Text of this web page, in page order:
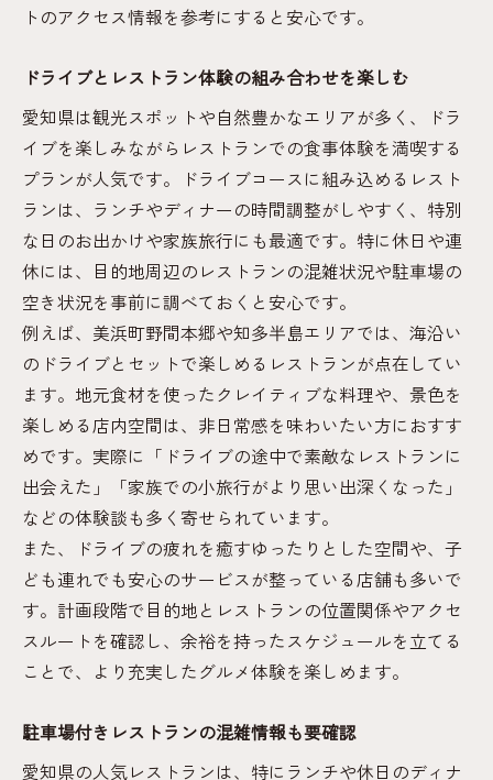
トのアクセス情報を参考にすると安心です。
ドライブとレストラン体験の組み合わせを楽しむ
愛知県は観光スポットや自然豊かなエリアが多く、ドラ
イブを楽しみながらレストランでの食事体験を満喫する
プランが人気です。ドライブコースに組み込めるレスト
ランは、ランチやディナーの時間調整がしやすく、特別
な日のお出かけや家族旅行にも最適です。特に休日や連
休には、目的地周辺のレストランの混雑状況や駐車場の
空き状況を事前に調べておくと安心です。
例えば、美浜町野間本郷や知多半島エリアでは、海沿い
のドライブとセットで楽しめるレストランが点在してい
ます。地元食材を使ったクレイティブな料理や、景色を
楽しめる店内空間は、非日常感を味わいたい方におすす
めです。実際に「ドライブの途中で素敵なレストランに
出会えた」「家族での小旅行がより思い出深くなった」
などの体験談も多く寄せられています。
また、ドライブの疲れを癒すゆったりとした空間や、子
ども連れでも安心のサービスが整っている店舗も多いで
す。計画段階で目的地とレストランの位置関係やアクセ
スルートを確認し、余裕を持ったスケジュールを立てる
ことで、より充実したグルメ体験を楽しめます。
駐車場付きレストランの混雑情報も要確認
愛知県の人気レストランは、特にランチや休日のディナ